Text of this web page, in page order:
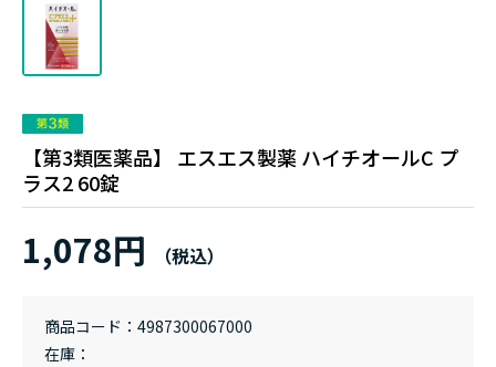
【第3類医薬品】 エスエス製薬 ハイチオールC プ
ラス2 60錠
1,078円
商品コード
4987300067000
在庫